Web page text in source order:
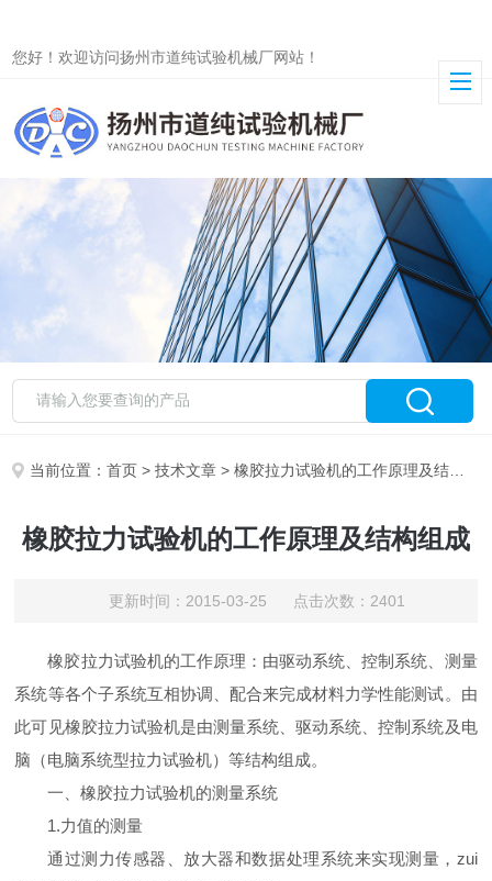
您好！欢迎访问扬州市道纯试验机械厂网站！
当前位置：首页 >技术文章 > 橡胶拉力试验机的工作原理及结构组成
橡胶拉力试验机的工作原理及结构组成
更新时间：2015-03-25 点击次数：2401
橡胶拉力试验机的工作原理：由驱动系统、控制系统、测量
系统等各个子系统互相协调、配合来完成材料力学性能测试。 由
此可见橡胶拉力试验机是由测量系统、驱动系统、控制系统及电
脑（电脑系统型拉力试验机）等结构组成。
一、橡胶拉力试验机的测量系统
1.力值的测量
通过测力传感器、放大器和数据处理系统来实现测量，zui